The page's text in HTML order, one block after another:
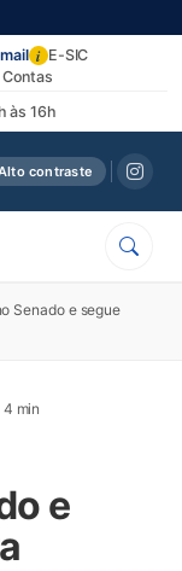
às 16h
i E-SIC
contraste
Senado e segue
4 min
e